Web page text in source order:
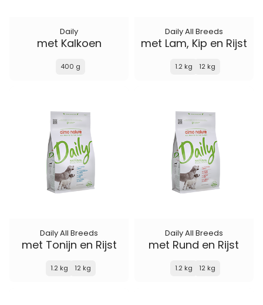
Daily
met Kalkoen
400 g
Daily All Breeds
met Lam, Kip en Rijst
1.2 kg 12 kg
Daily All Breeds
met Tonijn en Rijst
1.2 kg 12 kg
Daily All Breeds
met Rund en Rijst
1.2 kg 12 kg